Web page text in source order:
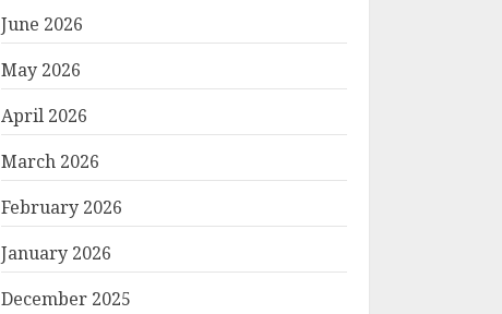
June 2026
May 2026
April 2026
March 2026
February 2026
January 2026
December 2025